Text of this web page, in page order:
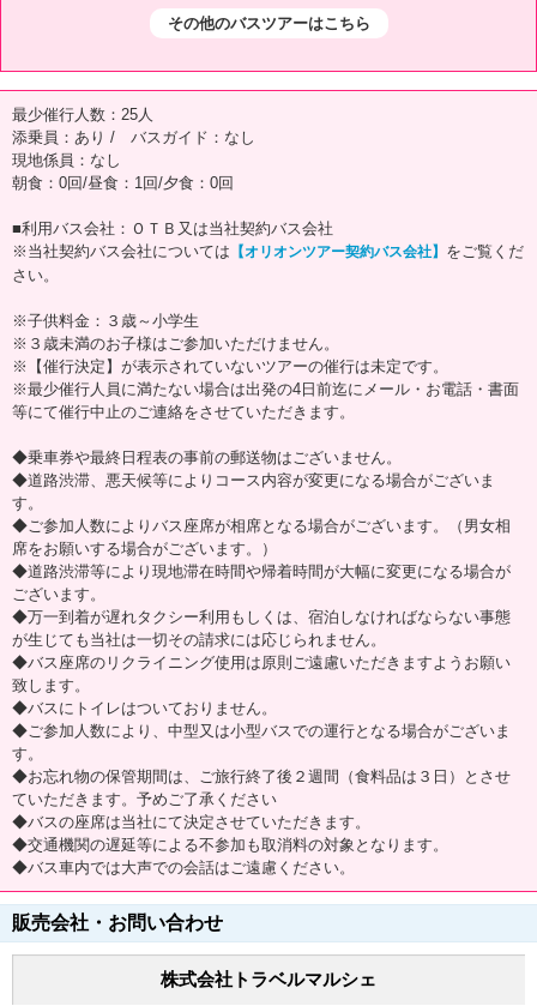
その他のバスツアーはこちら
最少催行人数：25人
添乗員：あり / バスガイド：なし
現地係員：なし
朝食：0回/昼食：1回/夕食：0回
■利用バス会社：ＯＴＢ又は当社契約バス会社
※当社契約バス会社については 【オリオンツアー契約バス会社】 をご覧くだ
さい。
※子供料金：３歳～小学生
※３歳未満のお子様はご参加いただけません。
※【催行決定】が表示されていないツアーの催行は未定です。
※最少催行人員に満たない場合は出発の4日前迄にメール・お電話・書面
等にて催行中止のご連絡をさせていただきます。
◆乗車券や最終日程表の事前の郵送物はございません。
◆道路渋滞、悪天候等によりコース内容が変更になる場合がございま
す。
◆ご参加人数によりバス座席が相席となる場合がございます。（男女相
席をお願いする場合がございます。）
◆道路渋滞等により現地滞在時間や帰着時間が大幅に変更になる場合が
ございます。
◆万一到着が遅れタクシー利用もしくは、宿泊しなければならない事態
が生じても当社は一切その請求には応じられません。
◆バス座席のリクライニング使用は原則ご遠慮いただきますようお願い
致します。
◆バスにトイレはついておりません。
◆ご参加人数により、中型又は小型バスでの運行となる場合がございま
す。
◆お忘れ物の保管期間は、ご旅行終了後２週間（食料品は３日）とさせ
ていただきます。予めご了承ください
◆バスの座席は当社にて決定させていただきます。
◆交通機関の遅延等による不参加も取消料の対象となります。
◆バス車内では大声での会話はご遠慮ください。
販売会社・お問い合わせ
株式会社トラベルマルシェ